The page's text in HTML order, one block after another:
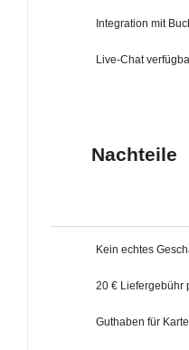
Integration mit
Live-Chat
Nachteile
Kein echtes
20 € Liefergebühr
Guthaben für